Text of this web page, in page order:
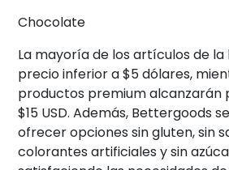
Chocolate
La mayoría de los artículos de
precio inferior a $5 dólares,
productos premium alcanzarán
$15 USD. Además, Bettergoods
ofrecer opciones sin gluten, sin
colorantes artificiales y sin